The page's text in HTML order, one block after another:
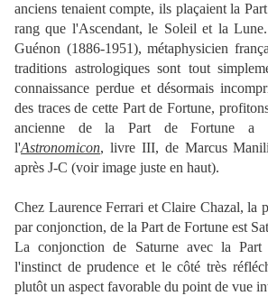
anciens tenaient compte, ils plaçaient la
rang que l'Ascendant, le Soleil et la
Guénon (1886-1951), métaphysicien
traditions astrologiques sont tout
connaissance perdue et désormais
des traces de cette Part de Fortune,
ancienne de la Part de Fortune a
l'Astronomicon, livre III, de Marcus
après J-C (voir image juste en haut).
Chez Laurence Ferrari et Claire Chazal, la
par conjonction, de la Part de Fortune est
La conjonction de Saturne avec la Part
l'instinct de prudence et le côté très
plutôt un aspect favorable du point de vue